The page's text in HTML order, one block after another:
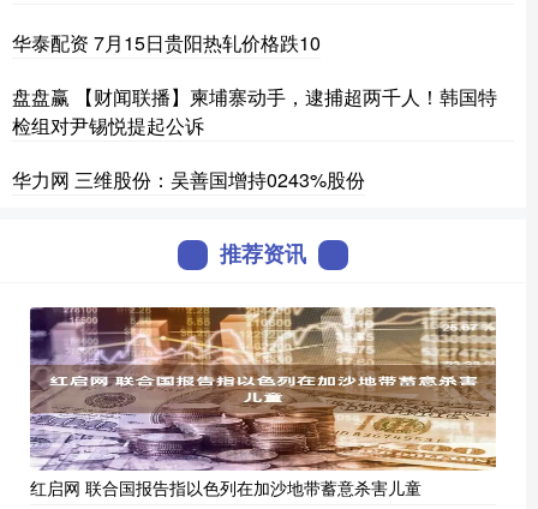
华泰配资 7月15日贵阳热轧价格跌10
盘盘赢 【财闻联播】柬埔寨动手，逮捕超两千人！韩国特
检组对尹锡悦提起公诉
华力网 三维股份：吴善国增持0243%股份
推荐资讯
红启网 联合国报告指以色列在加沙地带蓄意杀害儿童